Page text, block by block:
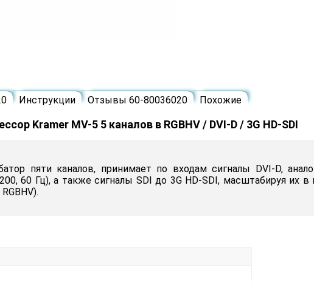
Инструкции Отзывы 60-80036020 Похожие
Kramer MV-5 5 каналов в RGBHV / DVI-D / 3G HD-SDI
пяти каналов, принимает по входам сигналы DVI-D,
60 Гц), а также сигналы SDI до 3G HD-SDI, масштабируя